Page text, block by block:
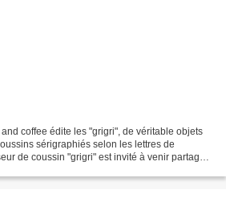
coffee édite les "grigri", de véritable objets
sérigraphiés selon les lettres de
de coussin "grigri" est invité à venir partager